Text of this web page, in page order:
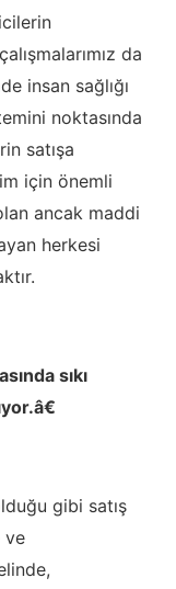
da
insan sağlığı
noktasında
satışa
için önemli
ancak maddi
herkesi
sıkı
gibi satış
ve